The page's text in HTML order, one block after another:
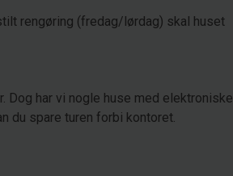
rengøring (fredag/lørdag) skal huset
Dog har vi nogle huse med elektroniske
du spare turen forbi kontoret.